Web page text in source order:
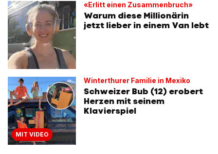
«Erlitt einen Zusammenbruch»
Warum diese Millionärin
jetzt lieber in einem Van lebt
MIT VIDEO
Winterthurer Familie in Mexiko
Schweizer Bub (12) erobert
Herzen mit seinem
Klavierspiel